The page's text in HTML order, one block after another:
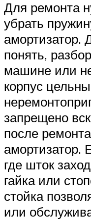
Для ремонта
убрать
амортизатор.
понять,
машине или
корпус
запрещено
после
амортизатор.
где шток
гайка или
стойка
или